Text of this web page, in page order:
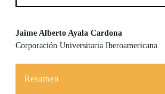
Contenido principal del artículo
Jaime Alberto Ayala Cardona
Corporación Universitaria Iberoamericana
Resumen